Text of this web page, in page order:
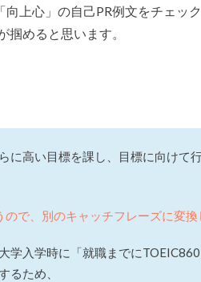
上心」の自己PR例文をチェッ
掴めると思います。
に高い目標を課し、目標に向けて
で、別のキャッチフレーズに変換
入学時に「就職までにTOEIC860
るため、